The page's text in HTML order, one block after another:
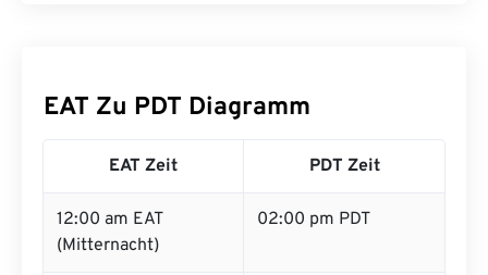
EAT Zu PDT Diagramm
EAT Zeit PDT Zeit
12:00 am EAT
(Mitternacht)
02:00 pm PDT